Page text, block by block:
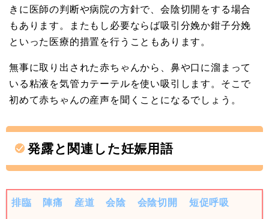
きに医師の判断や病院の方針で、会陰切開をする場合
もあります。またもし必要ならば吸引分娩か鉗子分娩
といった医療的措置を行うこともあります。
無事に取り出された赤ちゃんから、鼻や口に溜まって
いる粘液を気管カテーテルを使い吸引します。そこで
初めて赤ちゃんの産声を聞くことになるでしょう。
発露と関連した妊娠用語
排臨 陣痛 産道 会陰 会陰切開
短促呼吸